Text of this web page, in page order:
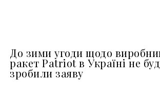
До зими угоди щодо
ракет Patriot в Україні не
зробили заяву